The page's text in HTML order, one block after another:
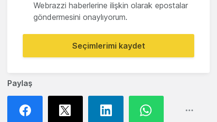
Paylaş
Webrazzi haberlerine ilişkin olarak epostalar
göndermesini onaylıyorum.
Seçimlerimi kaydet